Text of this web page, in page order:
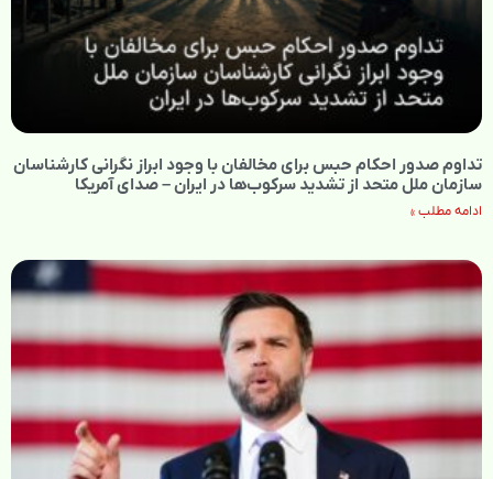
تداوم صدور احکام حبس برای مخالفان با وجود ابراز نگرانی کارشناسان
سازمان ملل متحد از تشدید سرکوب‌ها در ایران – صدای آمریکا
ادامه مطلب »